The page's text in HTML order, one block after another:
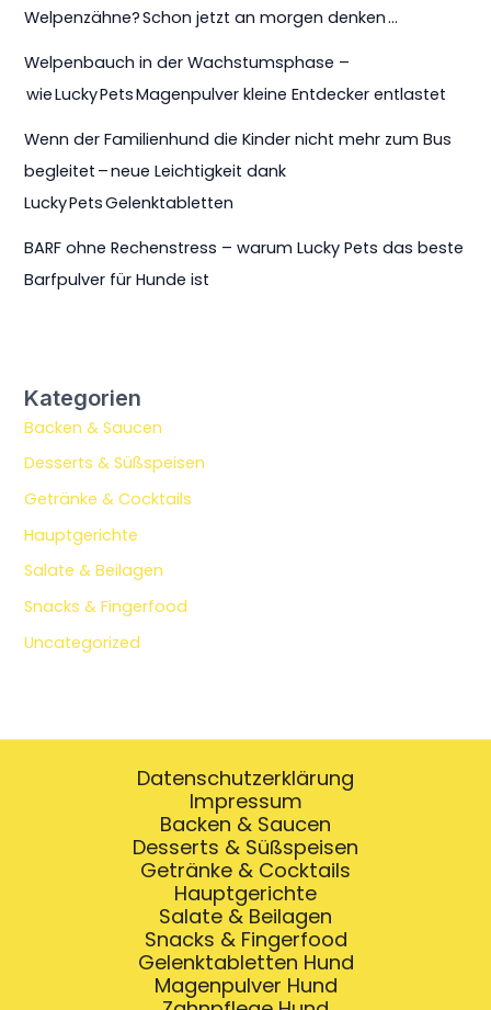
Welpenzähne? Schon jetzt an morgen denken …
Welpenbauch in der Wachstumsphase –
wie Lucky Pets Magenpulver kleine Entdecker entlastet
Wenn der Familienhund die Kinder nicht mehr zum Bus
begleitet – neue Leichtigkeit dank
Lucky Pets Gelenktabletten
BARF ohne Rechenstress – warum Lucky Pets das beste
Barfpulver für Hunde ist
Kategorien
Backen & Saucen
Desserts & Süßspeisen
Getränke & Cocktails
Hauptgerichte
Salate & Beilagen
Snacks & Fingerfood
Uncategorized
Datenschutzerklärung
Impressum
Backen & Saucen
Desserts & Süßspeisen
Getränke & Cocktails
Hauptgerichte
Salate & Beilagen
Snacks & Fingerfood
Gelenktabletten Hund
Magenpulver Hund